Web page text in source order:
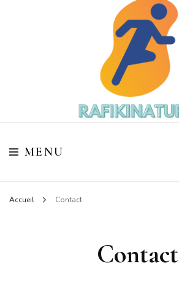
Rafikinature
MENU
Accueil Contact
Contact